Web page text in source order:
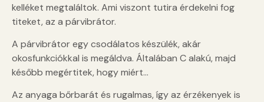
kelléket megtaláltok. Ami viszont tutira érdekelni fog
titeket, az a párvibrátor.
A párvibrátor egy csodálatos készülék, akár
okosfunkciókkal is megáldva. Általában C alakú, majd
később megértitek, hogy miért…
Az anyaga bőrbarát és rugalmas, így az érzékenyek is